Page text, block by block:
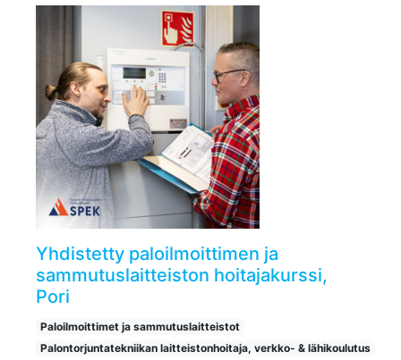
Yhdistetty paloilmoittimen ja
sammutuslaitteiston hoitajakurssi,
Pori
Paloilmoittimet ja sammutuslaitteistot
Palontorjuntatekniikan laitteistonhoitaja, verkko- & lähikoulutus